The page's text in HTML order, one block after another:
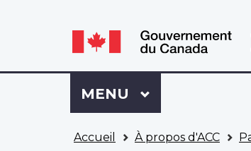
Language
switcher
Language
switcher
Se
connecter
à
Dossier
Menu
MENU PRINCIPAL
Accueil À propos d'ACC